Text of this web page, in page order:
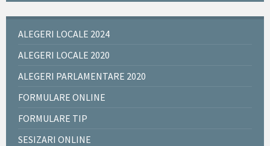
ALEGERI LOCALE 2024
ALEGERI LOCALE 2020
ALEGERI PARLAMENTARE 2020
FORMULARE ONLINE
FORMULARE TIP
SESIZARI ONLINE